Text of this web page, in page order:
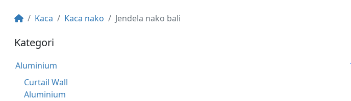
Kaca Kaca nako Jendela nako bali
Kategori
Aluminium
Curtail Wall
Aluminium